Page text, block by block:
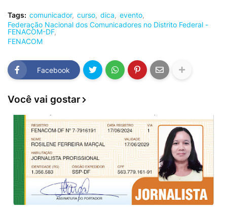
Tags: comunicador curso dica
evento
Federação Nacional dos Comunicadores no Distrito Federal -
FENACOM-DF
FENACOM
Facebook
Você vai gostar